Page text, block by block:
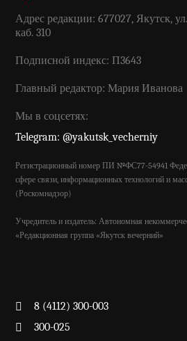
Адрес редакции: 677027, Якутск,
каб. 310
Подписной индекс: П3643
Главный редактор: Мария Иванова
Мы в соцсетях:
Telegram: @yakutsk_vecherniy
Регистрационный номер ПИ №ФС77-54941
сфере связи, информационных технологий и
(Роскомнадзор)
Учредитель и издатель: Автономная
«Редакционная группа «Якутск вечерний»
8 (4112) 300-003
300-025